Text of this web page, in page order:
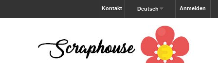
Anmelden
Deutsch
Kontakt